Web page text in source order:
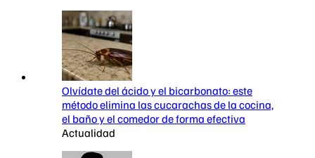
Olvídate del ácido y el bicarbonato: este
método elimina las cucarachas de la cocina,
el baño y el comedor de forma efectiva
Actualidad